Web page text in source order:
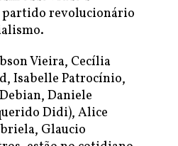
partido revolucionário
Vieira, Cecília
Isabelle Patrocínio,
Daniele
Didi), Alice
Glaucio